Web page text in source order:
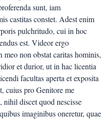
sunt, iam
castitas constet. Adest enim
pulchritudo, cui in hoc
est. Videor ergo
non obstat caritas hominis,
et durior, ut in hac licentia
facultas aperta et exposita
cuius pro Genitore me
discet quod nescisse
imaginibus oneretur, quae